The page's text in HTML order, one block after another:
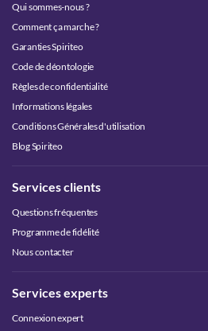
Qui sommes-nous ?
Comment ça marche ?
Garanties Spiriteo
Code de déontologie
Règles de confidentialité
Informations légales
Conditions Générales d'utilisation
Blog Spiriteo
Services clients
Questions fréquentes
Programme de fidélité
Nous contacter
Services experts
Connexion expert